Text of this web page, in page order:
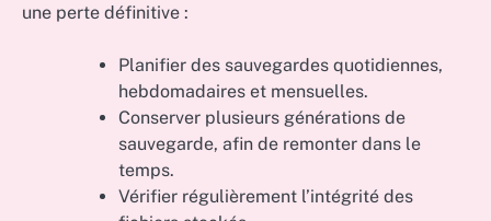
une perte définitive :
Planifier des sauvegardes quotidiennes,
hebdomadaires et mensuelles.
Conserver plusieurs générations de
sauvegarde, afin de remonter dans le
temps.
Vérifier régulièrement l’intégrité des